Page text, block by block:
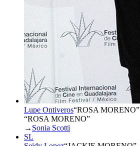
Lupe Ontiveros“ROSA MORENO”
“ROSA MORENO”
→ Sonia Scotti
SL